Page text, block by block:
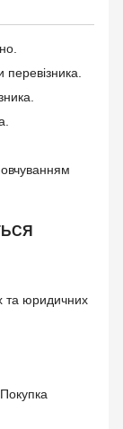
та юридичних